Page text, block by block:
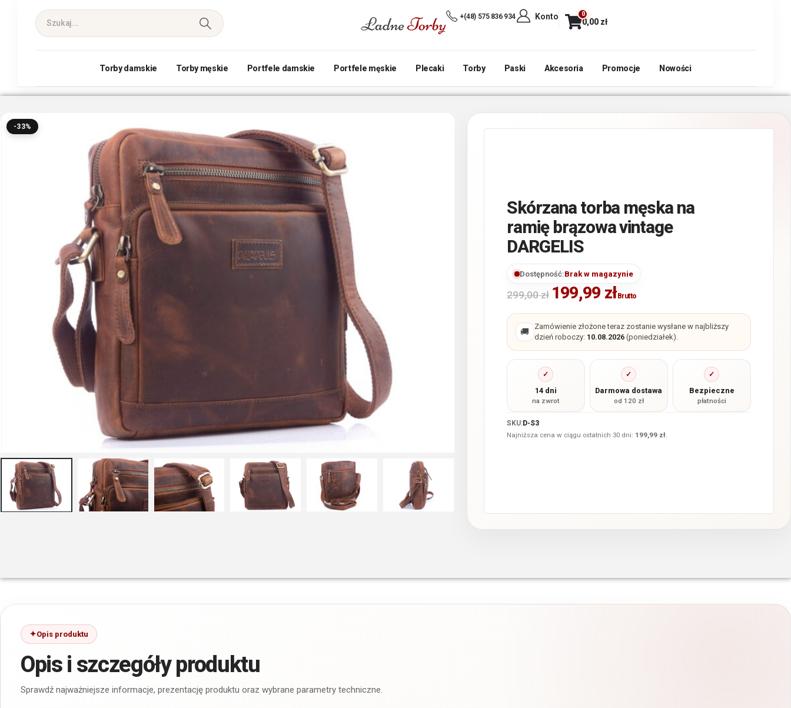
+(48) 575 836 934 Konto 0
0,00 zł
Torby damskie Torby męskie Portfele damskie Portfele męskie Plecaki Torby Paski Akcesoria Promocje Nowości
-33%
Skórzana torba męska na
ramię brązowa vintage
DARGELIS
Dostępność:Brak w magazynie
299,00zł 199,99 złBrutto
🚚
Zamówienie złożone teraz zostanie wysłane w najbliższy
dzień roboczy: 10.08.2026(poniedziałek).
✓
14 dni
na zwrot
✓
Darmowa dostawa
od 120 zł
✓
Bezpieczne
płatności
SKU:D-S3
Najniższa cena w ciągu ostatnich 30 dni: 199,99 zł.
Opis produktu
Opis i szczegóły produktu
Sprawdź najważniejsze informacje, prezentację produktu oraz wybrane parametry techniczne.